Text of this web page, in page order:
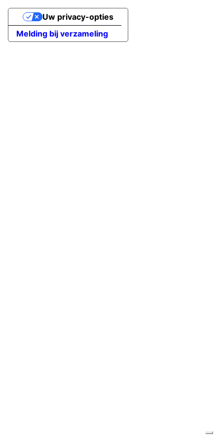
Melding bij verzameling
Uw privacy-opties